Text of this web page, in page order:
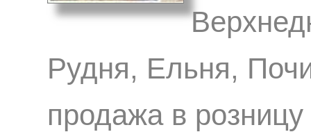
Рудня, Ельня,
продажа в розницу